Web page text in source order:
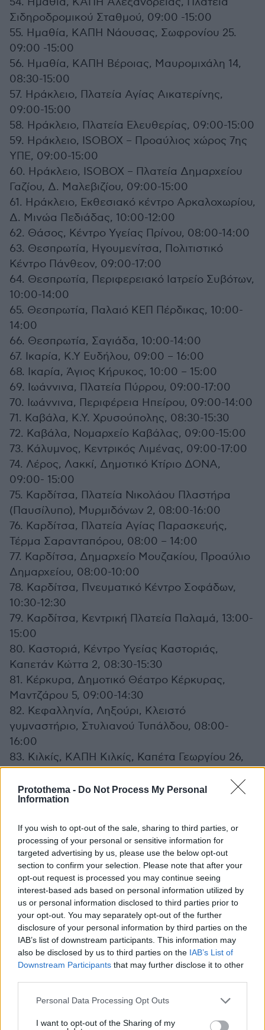
Protothema - Do Not Process My Personal
Information
If you wish to opt-out of the sale, sharing to third parties, or
processing of your personal or sensitive information for
targeted advertising by us, please use the below opt-out
section to confirm your selection. Please note that after your
opt-out request is processed you may continue seeing
interest-based ads based on personal information utilized by
us or personal information disclosed to third parties prior to
your opt-out. You may separately opt-out of the further
disclosure of your personal information by third parties on the
IAB’s list of downstream participants. This information may
also be disclosed by us to third parties on the IAB’s List of
Downstream Participants that may further disclose it to other
Please note that this website/app uses one or more Google
not limited to your visit or usage behaviour. You may click to
Personal Data Processing Opt Outs
I want to opt-out of the Sharing of my
Σιδηροδρομικού Σταθμού, 09:00 -15:00
55. Ημαθία, ΚΑΠΗ Νάουσας, Σωφρονίου 25.
09:00 -15:00
56. Ημαθία, ΚΑΠΗ Βέροιας, Μαυρομιχάλη 14,
08:30-15:00
57. Ηράκλειο, Πλατεία Αγίας Αικατερίνης,
09:00-15:00
58. Ηράκλειο, Πλατεία Ελευθερίας, 09:00-15:00
59. Ηράκλειο, ISOBOX – Προαύλιος χώρος 7ης
ΥΠΕ, 09:00-15:00
60. Ηράκλειο, ISOBOX – Πλατεία Δημαρχείου
Γαζίου, Δ. Μαλεβιζίου, 09:00-15:00
61. Ηράκλειο, Εκθεσιακό κέντρο Αρκαλοχωρίου,
Δ. Μινώα Πεδιάδας, 10:00-12:00
62. Θάσος, Κέντρο Υγείας Πρίνου, 08:00-14:00
63. Θεσπρωτία, Ηγουμενίτσα, Πολιτιστικό
Κέντρο Πάνθεον, 09:00-17:00
64. Θεσπρωτία, Περιφερειακό Ιατρείο Συβότων,
10:00-14:00
65. Θεσπρωτία, Παλαιό ΚΕΠ Πέρδικας, 10:00-
14:00
66. Θεσπρωτία, Σαγιάδα, 10:00-14:00
67. Ικαρία, Κ.Υ Ευδήλου, 09:00 – 16:00
68. Ικαρία, Άγιος Κήρυκος, 10:00 – 15:00
69. Ιωάννινα, Πλατεία Πύρρου, 09:00-17:00
70. Ιωάννινα, Περιφέρεια Ηπείρου, 09:00-14:00
71. Καβάλα, Κ.Υ. Χρυσούπολης, 08:30-15:30
72. Καβάλα, Νομαρχείο Καβάλας, 09:00-15:00
73. Κάλυμνος, Κεντρικός Λιμένας, 09:00-17:00
74. Λέρος, Λακκί, Δημοτικό Κτίριο ΔΟΝΑ,
09:00- 15:00
75. Καρδίτσα, Πλατεία Νικολάου Πλαστήρα
(Παυσίλυπο), Μυρμιδόνων 2, 08:00-16:00
76. Καρδίτσα, Πλατεία Αγίας Παρασκευής,
Τέρμα Σαρανταπόρου, 08:00 – 14:00
77. Καρδίτσα, Δημαρχείο Μουζακίου, Προαύλιο
Δημαρχείου, 08:00-10:00
78. Καρδίτσα, Πνευματικό Κέντρο Σοφάδων,
10:30-12:30
79. Καρδίτσα, Κεντρική Πλατεία Παλαμά, 13:00-
15:00
80. Καστοριά, Κέντρο Υγείας Καστοριάς,
Καπετάν Κώττα 2, 08:30-15:30
81. Κέρκυρα, Δημοτικό Θέατρο Κέρκυρας,
Μαντζάρου 5, 09:00-14:30
82. Κεφαλληνία, Ληξούρι, Κλειστό
γυμναστήριο, Στυλιανού Τυπάλδου, 08:00-
16:00
83. Κιλκίς, ΚΑΠΗ Κιλκίς, Καπέτα Γεωργίου 26,
84. Κιλκίς, Μάνδρες, Κοινοτικό Κατάστημα,
09:00-11:00
12:00-14:00
86. Κιλκίς, ΚΑΠΗ Αξιούπολης, 08:30 – 15:30
87. Κοζάνη, Πνευματικό Κέντρο Πτολεμαΐδας,
Περγάμου 62, 08:30-14:00
88. Κοζάνη, Κέντρο Υγείας Κοζάνης,
Αριστοφάνους 5Α, 08:15- 15:15
89. Κόρινθος, Δημοτικό θέατρο Κορίνθου,
Δαμασκηνού 57, πλησίον πανεπιστημίου, 08:30-
13:00
90. Λακωνία, Κέντρο Υγείας Αρεόπολης, 08:00-
91. Λάρισα, Κεντρική Πλατεία / Μπροστά στο
Δημαρχείο, 8:00-15:30